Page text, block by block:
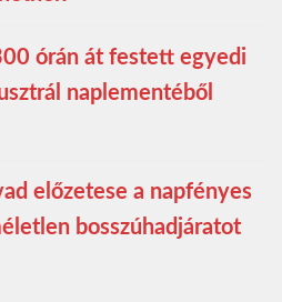
órán át festett egyedi
naplementéből
előzetese a napfényes
bosszúhadjáratot